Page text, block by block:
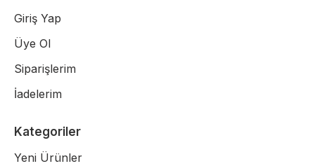
Giriş Yap
Üye Ol
Siparişlerim
İadelerim
Kategoriler
Yeni Ürünler